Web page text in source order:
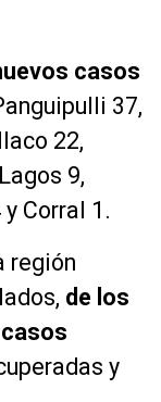
casos
37,
22,
9,
Corral 1.
región
de los
y